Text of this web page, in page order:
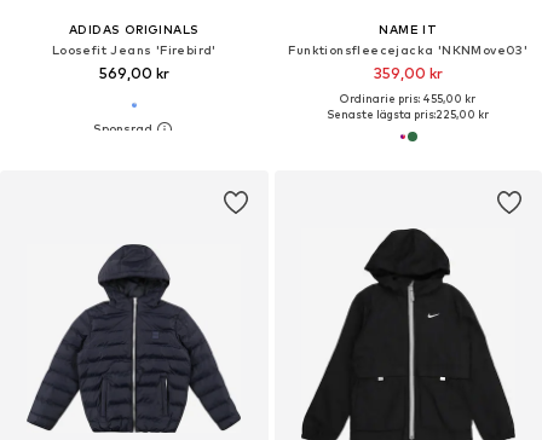
ADIDAS ORIGINALS
Loosefit Jeans 'Firebird'
569,00 kr
NAME IT
Funktionsfleecejacka 'NKNMove03'
359,00 kr
Ordinarie pris: 455,00 kr
Senaste lägsta pris:225,00 kr